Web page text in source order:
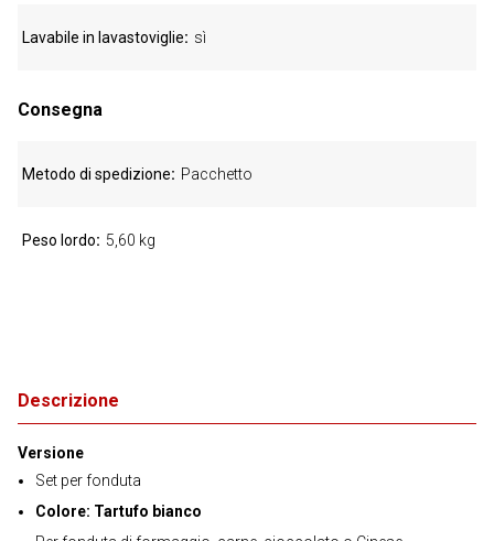
Descrizione
Versione
Set per fonduta
Colore: Tartufo bianco
Lavabile in lavastoviglie sì
Consegna
Metodo di spedizione Pacchetto
Peso lordo 5,60 kg